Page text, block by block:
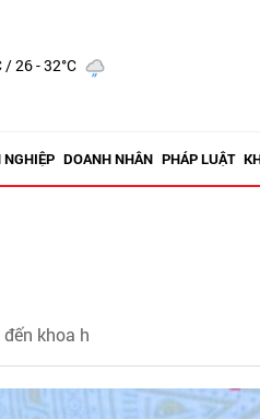
/ 26 - 32°C
DOANH NHÂN PHÁP LUẬT
khoa h